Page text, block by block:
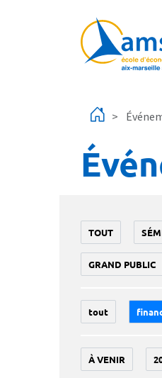
TOUT
GRAND PUBLIC
tout
À VENIR